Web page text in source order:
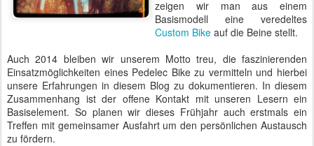
zeigen wir man aus einem
Basismodell eine veredeltes
Custom Bike auf die Beine stellt.
Auch 2014 bleiben wir unserem Motto treu, die faszinierenden
Einsatzmöglichkeiten eines Pedelec Bike zu vermitteln und hierbei
unsere Erfahrungen in diesem Blog zu dokumentieren. In diesem
Zusammenhang ist der offene Kontakt mit unseren Lesern ein
Basiselement. So planen wir dieses Frühjahr auch erstmals ein
Treffen mit gemeinsamer Ausfahrt um den persönlichen Austausch
zu fördern.